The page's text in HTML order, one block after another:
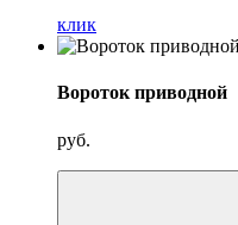
клик
Вороток приводной
руб.